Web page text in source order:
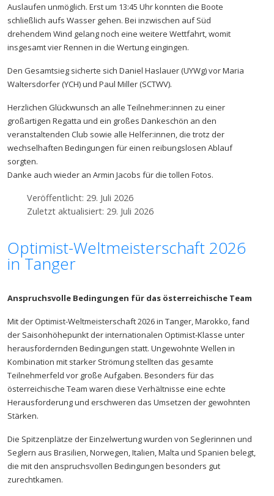
Auslaufen unmöglich. Erst um 13:45 Uhr konnten die Boote
schließlich aufs Wasser gehen. Bei inzwischen auf Süd
drehendem Wind gelang noch eine weitere Wettfahrt, womit
insgesamt vier Rennen in die Wertung eingingen.
Den Gesamtsieg sicherte sich Daniel Haslauer (UYWg) vor Maria
Waltersdorfer (YCH) und Paul Miller (SCTWV).
Herzlichen Glückwunsch an alle Teilnehmer:innen zu einer
großartigen Regatta und ein großes Dankeschön an den
veranstaltenden Club sowie alle Helfer:innen, die trotz der
wechselhaften Bedingungen für einen reibungslosen Ablauf
sorgten.
Danke auch wieder an Armin Jacobs für die tollen Fotos.
Veröffentlicht: 29. Juli 2026
Zuletzt aktualisiert: 29. Juli 2026
Optimist-Weltmeisterschaft 2026
in Tanger
Anspruchsvolle Bedingungen für das österreichische Team
Mit der Optimist-Weltmeisterschaft 2026 in Tanger, Marokko, fand
der Saisonhöhepunkt der internationalen Optimist-Klasse unter
herausfordernden Bedingungen statt. Ungewohnte Wellen in
Kombination mit starker Strömung stellten das gesamte
Teilnehmerfeld vor große Aufgaben. Besonders für das
österreichische Team waren diese Verhältnisse eine echte
Herausforderung und erschweren das Umsetzen der gewohnten
Stärken.
Die Spitzenplätze der Einzelwertung wurden von Seglerinnen und
Seglern aus Brasilien, Norwegen, Italien, Malta und Spanien belegt,
die mit den anspruchsvollen Bedingungen besonders gut
zurechtkamen.